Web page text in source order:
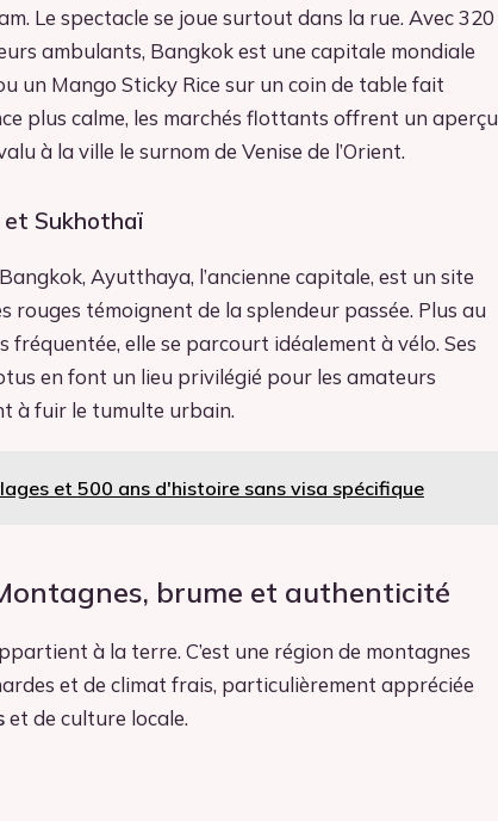
Le spectacle se joue surtout dans la rue. Avec 320
ambulants, Bangkok est une capitale mondiale
un Mango Sticky Rice sur un coin de table fait
plus calme, les marchés flottants offrent un aperçu
à la ville le surnom de Venise de l’Orient.
et Sukhothaï
Ayutthaya, l’ancienne capitale, est un site
rouges témoignent de la splendeur passée. Plus au
elle se parcourt idéalement à vélo. Ses
en font un lieu privilégié pour les amateurs
à fuir le tumulte urbain.
et 500 ans d'histoire sans visa spécifique
brume et authenticité
à la terre. C’est une région de montagnes
et de climat frais, particulièrement appréciée
et de culture locale.